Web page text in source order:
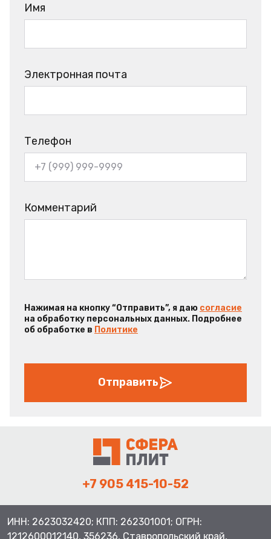
Имя
Электронная почта
Телефон
Комментарий
Нажимая на кнопку “Отправить”, я даю согласие
на обработку персональных данных. Подробнее
об обработке в Политике
Отправить
+7 905 415-10-52
ИНН: 2623032420; КПП: 262301001; ОГРН:
1212600012140, 356236, Ставропольский край,